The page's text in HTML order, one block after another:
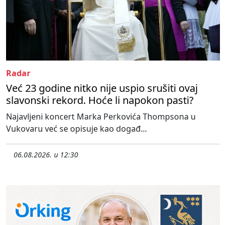
Radar
Već 23 godine nitko nije uspio srušiti ovaj
slavonski rekord. Hoće li napokon pasti?
Najavljeni koncert Marka Perkovića Thompsona u
Vukovaru već se opisuje kao događ...
06.08.2026. u 12:30